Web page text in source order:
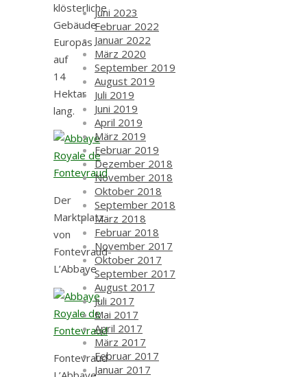
klösterliche
Gebäude
Europas
auf
14
Hektar
lang.
Der
Marktplatz
von
Fontevraud-
L’Abbaye
Fontevraud-
Juni 2023
Februar 2022
Januar 2022
März 2020
September 2019
August 2019
Juli 2019
Juni 2019
April 2019
März 2019
Februar 2019
Dezember 2018
November 2018
Oktober 2018
September 2018
März 2018
Februar 2018
November 2017
Oktober 2017
September 2017
August 2017
Juli 2017
Mai 2017
April 2017
März 2017
Februar 2017
Januar 2017